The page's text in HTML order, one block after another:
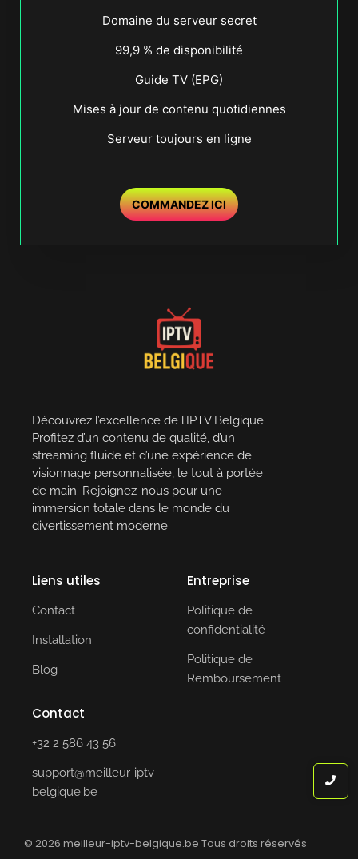
Domaine du serveur secret
99,9 % de disponibilité
Guide TV (EPG)
Mises à jour de contenu quotidiennes
Serveur toujours en ligne
COMMANDEZ ICI
Découvrez l’excellence de l’IPTV Belgique.
Profitez d’un contenu de qualité, d’un
streaming fluide et d’une expérience de
visionnage personnalisée, le tout à portée
de main. Rejoignez-nous pour une
immersion totale dans le monde du
divertissement moderne
Liens utiles
Contact
Installation
Blog
Entreprise
Politique de
confidentialité
Politique de
Remboursement
Contact
+32 2 586 43 56
support@meilleur-iptv-
belgique.be
© 2026 meilleur-iptv-belgique.be Tous droits réservés